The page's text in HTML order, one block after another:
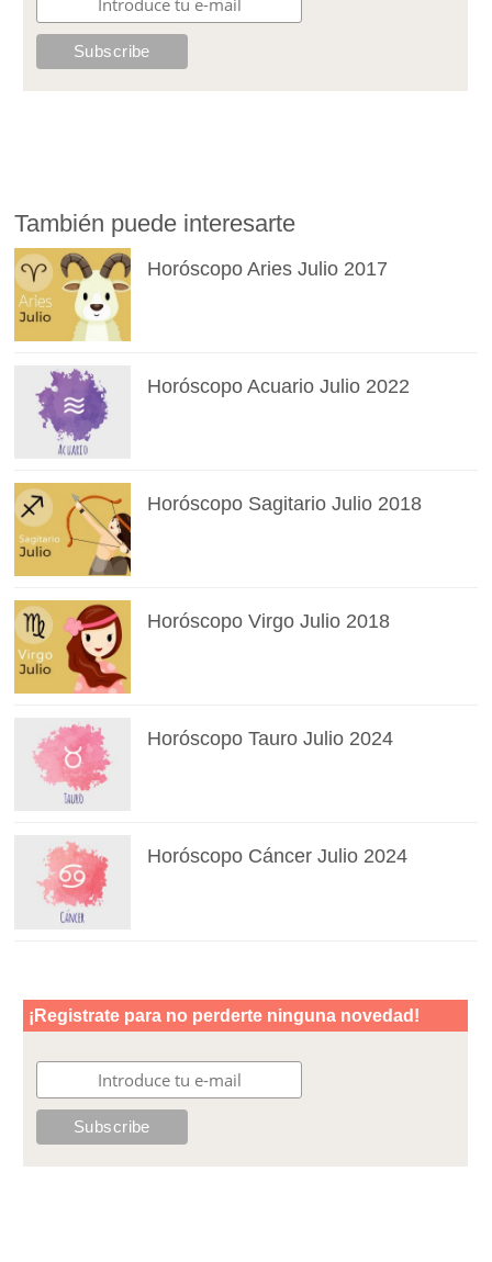
También puede interesarte
Horóscopo Aries Julio 2017
Horóscopo Acuario Julio 2022
Horóscopo Sagitario Julio 2018
Horóscopo Virgo Julio 2018
Horóscopo Tauro Julio 2024
Horóscopo Cáncer Julio 2024